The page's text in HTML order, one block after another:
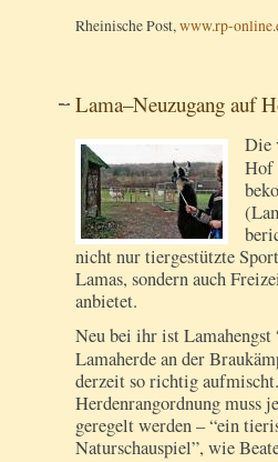
Rheinische Post,www.rp-
Lama–Neuzugang auf
Die
Hof
nicht nur tiergestützte
Lamas, sondern auch
anbietet.
Neu bei ihr ist Lamahengst
Lamaherde an der
derzeit so richtig
Herdenrangordnung muss
geregelt werden – “ein
Naturschauspiel”, wie